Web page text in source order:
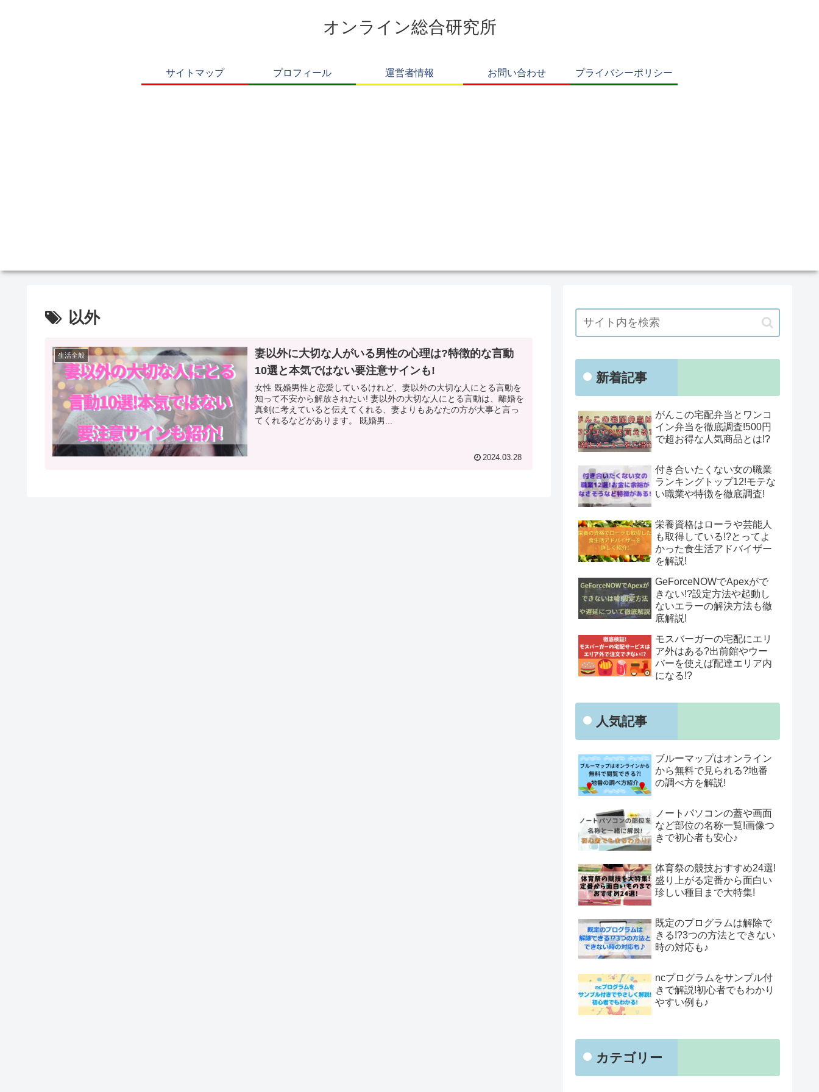
オンライン総合研究所
サイトマップ プロフィール 運営者情報 お問い合わせ プライバシーポリシー
以外
生活全般
妻以外に大切な人がいる男性の心理は?特徴的な言動
10選と本気ではない要注意サインも!
女性 既婚男性と恋愛しているけれど、妻以外の大切な人にとる言動を
知って不安から解放されたい! 妻以外の大切な人にとる言動は、離婚を
真剣に考えていると伝えてくれる、妻よりもあなたの方が大事と言っ
てくれるなどがあります。 既婚男...
2024.03.28
新着記事
がんこの宅配弁当とワンコ
イン弁当を徹底調査!500円
で超お得な人気商品とは!?
付き合いたくない女の職業
ランキングトップ12!モテな
い職業や特徴を徹底調査!
栄養資格はローラや芸能人
も取得している!?とってよ
かった食生活アドバイザー
を解説!
GeForceNOWでApexがで
きない!?設定方法や起動し
ないエラーの解決方法も徹
底解説!
モスバーガーの宅配にエリ
ア外はある?出前館やウー
バーを使えば配達エリア内
になる!?
人気記事
ブルーマップはオンライン
から無料で見られる?地番
の調べ方を解説!
ノートパソコンの蓋や画面
など部位の名称一覧!画像つ
きで初心者も安心♪
体育祭の競技おすすめ24選!
盛り上がる定番から面白い
珍しい種目まで大特集!
既定のプログラムは解除で
きる!?3つの方法とできない
時の対応も♪
ncプログラムをサンプル付
きで解説!初心者でもわかり
やすい例も♪
カテゴリー